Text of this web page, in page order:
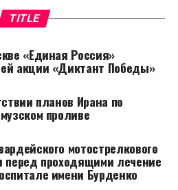
получаса до нескольких
или сжимающей
при физической
боль развивается у
состоянию, на фоне
активности.
связана с гипертонией и
заболеваниями.
– скелетно-
СМБ крайне
TITLE
«Единая Россия»
акции «Диктант Победы»
планов Ирана по
проливе
мотострелкового
перед проходящими лечение
имени Бурденко